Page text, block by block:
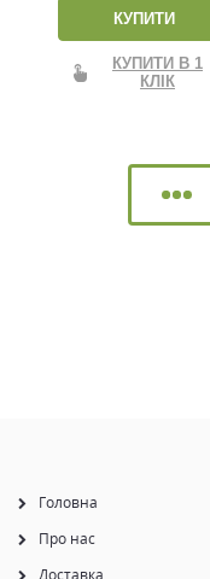
КУПИТИ
КУПИТИ В 1
КЛІК
Головна
Про нас
Доставка